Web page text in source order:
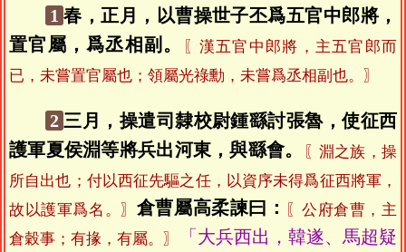
1 春，正月，以曹操世子丕爲五官中郎將，
置官屬，爲丞相副。
〖漢五官中郎將，主五官郎而
已，未嘗置官屬也；領屬光祿勳，未嘗爲丞相副也。〗
2 三月，操遣司隸校尉鍾繇討張魯，使征西
護軍夏侯淵等將兵出河東，與繇會。
〖淵之族，操
所自出也；付以西征先驅之任，以資序未得爲征西將軍，
故以護軍爲名。〗 倉曹屬高柔諫曰：
〖公府倉曹，主
倉穀事；有掾，有屬。〗
「大兵西出，韓遂、馬超疑